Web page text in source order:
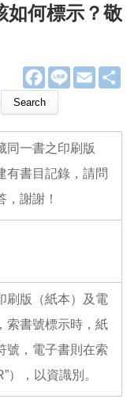
如何標示？敬
F
a
e
o
o
L
E
m
同一書之印刷版
有書目記錄，請問
謝謝！
刷版（紙本）及電
索書號標示時，紙
號，電子書則在索
），以資識別。